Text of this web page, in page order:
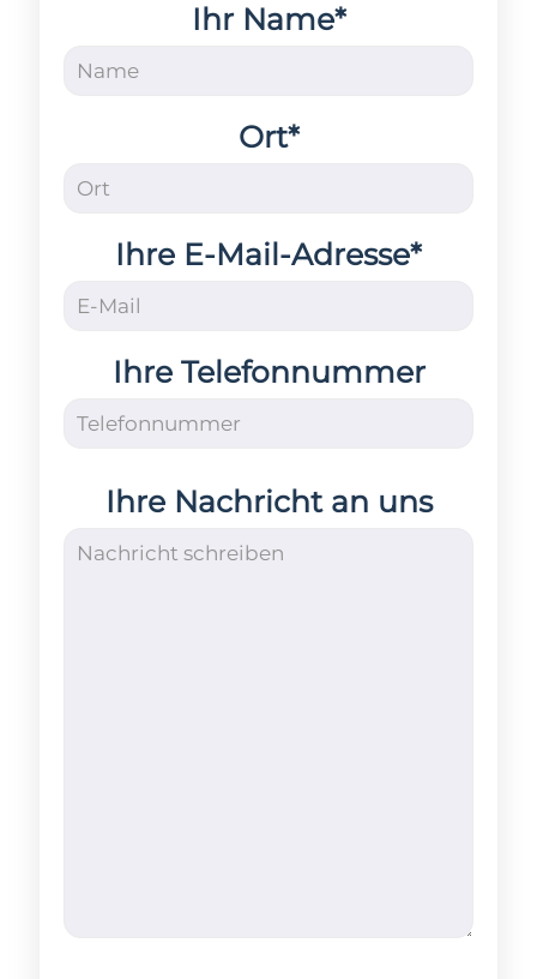
Ihr Name*
Ort*
Ihre E-Mail-Adresse*
Ihre Telefonnummer
Ihre Nachricht an uns